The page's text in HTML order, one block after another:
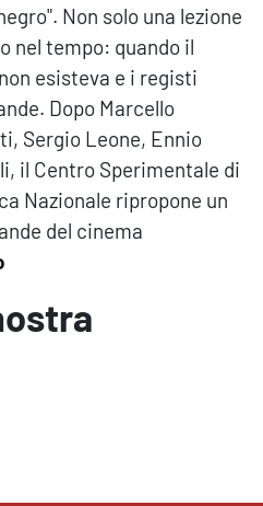
Non solo una lezione
nel tempo: quando il
esisteva e i registi
Dopo Marcello
Sergio Leone, Ennio
il Centro Sperimentale di
Nazionale ripropone un
del cinema